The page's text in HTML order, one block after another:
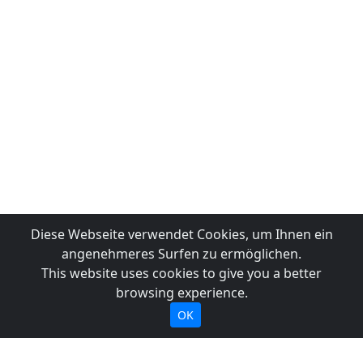
Diese Webseite verwendet Cookies, um Ihnen ein
angenehmeres Surfen zu ermöglichen.
This website uses cookies to give you a better
browsing experience.
OK